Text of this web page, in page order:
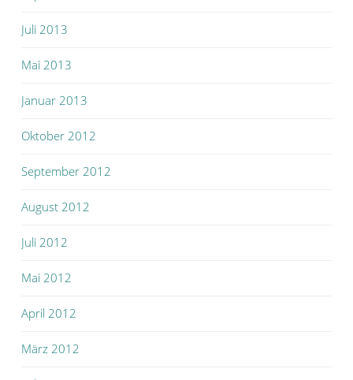
Juli 2013
Mai 2013
Januar 2013
Oktober 2012
September 2012
August 2012
Juli 2012
Mai 2012
April 2012
März 2012